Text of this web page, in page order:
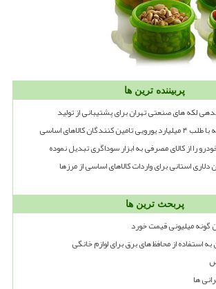
پربیننده ترین ها
لکه های صنعتی تهران برای پشتیبانی از تولید
کالاهای اساسی
را از کالای مصرفی به ابزار سوداگری تبدیل نموده
پربحث ترین ها
استفاده از محافظ های برق برای لوازم خانگی
ها